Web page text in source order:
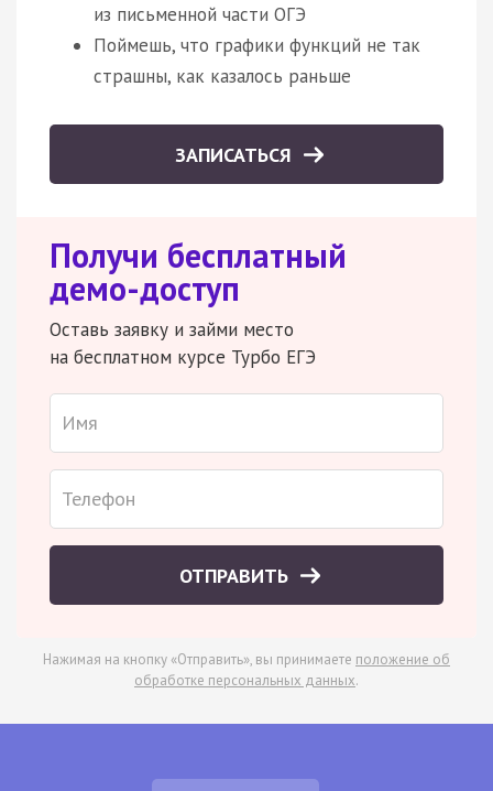
из письменной части ОГЭ
Поймешь, что графики функций не так
страшны, как казалось раньше
ЗАПИСАТЬСЯ
Получи бесплатный
демо-доступ
Оставь заявку и займи место
на бесплатном курсе Турбо ЕГЭ
ОТПРАВИТЬ
Нажимая на кнопку «Отправить», вы принимаете положение об
обработке персональных данных.